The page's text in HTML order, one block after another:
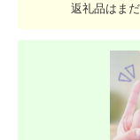
返礼品はま